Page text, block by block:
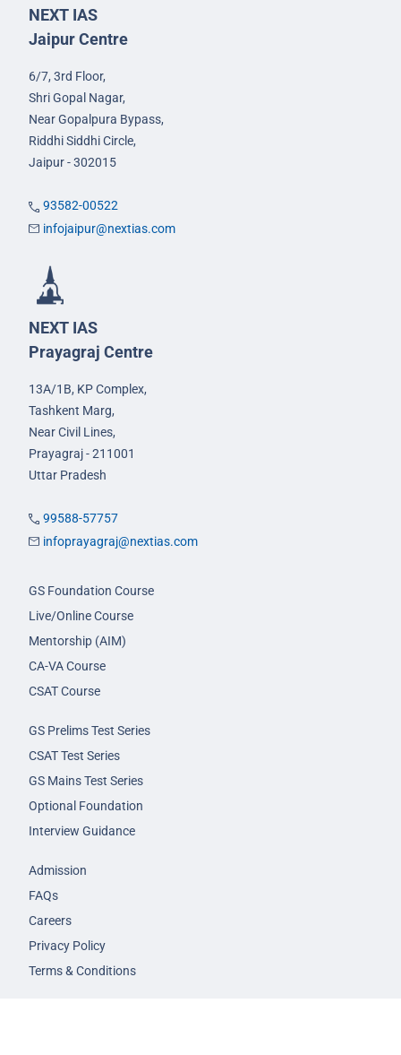
NEXT IAS
Jaipur Centre
6/7, 3rd Floor,
Shri Gopal Nagar,
Near Gopalpura Bypass,
Riddhi Siddhi Circle,
Jaipur - 302015
93582-00522
infojaipur@nextias.com
NEXT IAS
Prayagraj Centre
13A/1B, KP Complex,
Tashkent Marg,
Near Civil Lines,
Prayagraj - 211001
Uttar Pradesh
99588-57757
infoprayagraj@nextias.com
GS Foundation Course
Live/Online Course
Mentorship (AIM)
CA-VA Course
CSAT Course
GS Prelims Test Series
CSAT Test Series
GS Mains Test Series
Optional Foundation
Interview Guidance
Admission
FAQs
Careers
Privacy Policy
Terms & Conditions